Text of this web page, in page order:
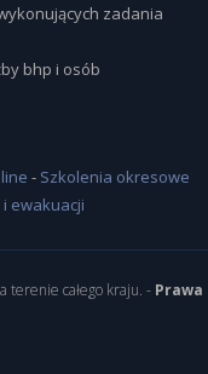
zadania
bhp i osób
- Szkolenia okresowe
ewakuacji
terenie całego kraju. - Prawa